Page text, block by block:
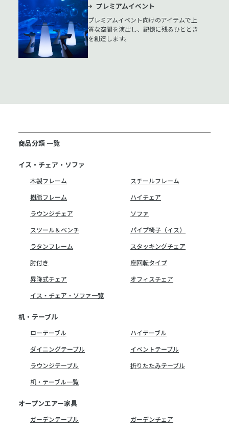
プレミアムイベント
プレミアムイベント向けのアイテムで上
質な空間を演出し、記憶に残るひととき
を創造します。
商品分類 一覧
イス・チェア・ソファ
木製フレーム
スチールフレーム
樹脂フレーム
ハイチェア
ラウンジチェア
ソファ
スツール＆ベンチ
パイプ椅子（イス）
ラタンフレーム
スタッキングチェア
肘付き
座回転タイプ
昇降式チェア
オフィスチェア
イス・チェア・ソファ一覧
机・テーブル
ローテーブル
ハイテーブル
ダイニングテーブル
イベントテーブル
ラウンジテーブル
折りたたみテーブル
机・テーブル一覧
オープンエアー家具
ガーデンテーブル
ガーデンチェア